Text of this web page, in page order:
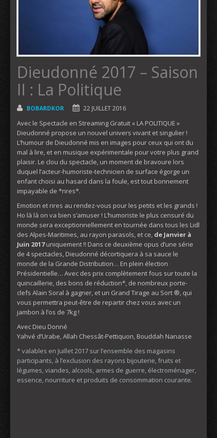
Dieudonné 2017 – Saison
II : La Politique
BOBARDKOR 22 JUILLET 2016
Avec le Spectacle en Streaming Gratuit « LA POLITIQUE »
Dieudonné propose un nouvel univers vivant et singulier !
L’humour de Dieudonné mis en images pour ceux qui ont du
mal à lire, et en musique expérimentale pour votre plus grand
plaisir. Le clou du spectacle, un moment de bravoure lors
duquel l’acteur-humoriste-technicien de surface égorge un
enfant choisi au hasard dans la foule, est tout bonnement
impayable de *rires*.
Emotion et rires au rendez-vous pour les petits et les grands !
Ho là là on va bien s’amuser ! L’humoriste le plus censuré du
monde sera exceptionnellement en tournée dans tous les Lidl
des Alpes-Maritimes, au rayon parasols, et ce, de Janvier à
Juin 2017uniquement !! Dans ce deuxième opus d’une série
de 4 spectacles, Dieudonné décortiquera à sa sauce le
monde de la Grande Distribution… En plein élection
Présidentielle… Avec des prix complètement fous sur toute la
quincaillerie, des bons de réduction*, de nombreux porte-
clefs Alain Soral à gagner, et un Grand Tirage au Sort ®, qui
vous permettra peut-être de repartir chez vous avec un
jambon à l’os de 7kg !
Avec Dieu Donné
Yahvé d’Urabe, Allah Chessât-Pettiquon, Bouddah Nanasse
* valables en Juillet 2017 sur l’ensemble des magasins
participants, à l’exclusion des rayons bijouterie, fruits et
légumes, viandes, alcools, armes de guerre, électroménager,
essence, nourriture et produits de consommation courante.